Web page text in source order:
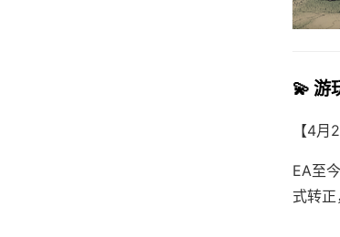
💫 游
【4月
EA至
式转正